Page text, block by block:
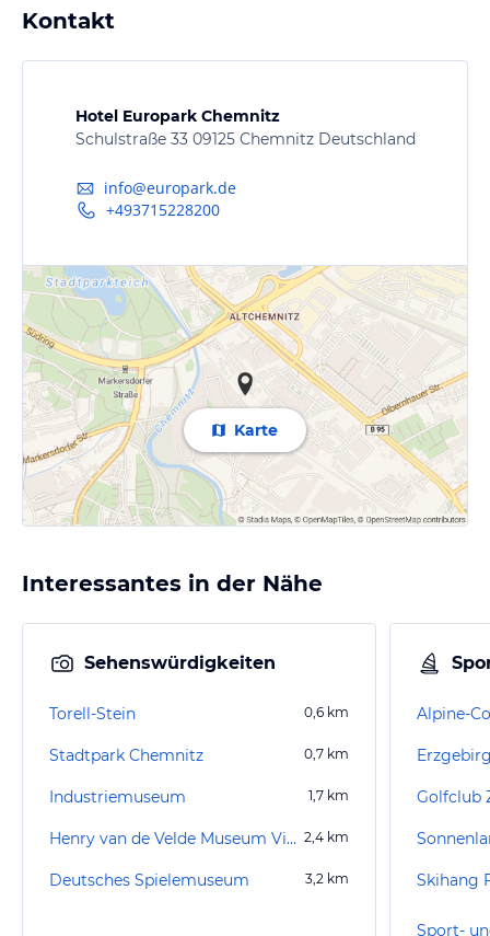
Kontakt
Hotel Europark Chemnitz
Schulstraße 33 09125 Chemnitz Deutschland
info@europark.de
+493715228200
Karte
Interessantes in der Nähe
Sehenswürdigkeiten
Torell-Stein 0,6 km
Stadtpark Chemnitz 0,7 km
Industriemuseum 1,7 km
Henry van de Velde Museum Villa Esche 2,4 km
Deutsches Spielemuseum 3,2 km
Golfclub
Skihang
Sport-